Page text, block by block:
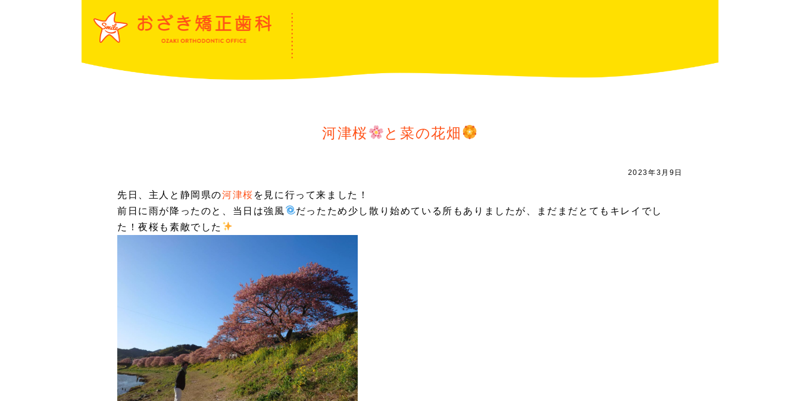
河津桜 と菜の花畑
2023年3月9日
先日、主人と静岡県の河津桜 を見に行って来ました！
前日に雨が降ったのと、当日は強風
だったため少し散り始めている所もありましたが、まだまだとてもキレイでし
た！夜桜も素敵でした